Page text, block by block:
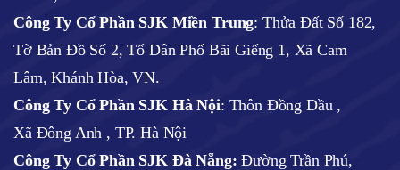
Công Ty Cổ Phần SJK Miền Trung: Thửa Đất Số 182,
Tờ Bản Đồ Số 2, Tổ Dân Phố Bãi Giếng 1, Xã Cam
Lâm, Khánh Hòa, VN.
Công Ty Cổ Phần SJK Hà Nội: Thôn Đồng Dầu ,
Xã Đông Anh , TP. Hà Nội
Công Ty Cổ Phần SJK Đà Nẵng: Đường Trần Phú,